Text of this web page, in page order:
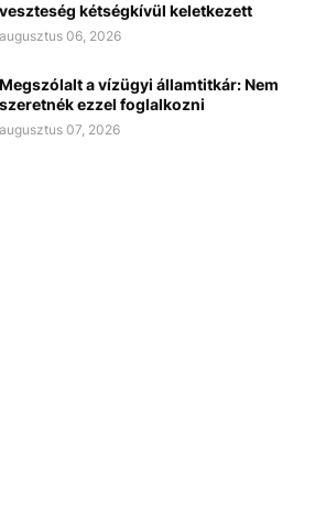
veszteség kétségkívül keletkezett
augusztus 06, 2026
Megszólalt a vízügyi államtitkár: Nem
szeretnék ezzel foglalkozni
augusztus 07, 2026